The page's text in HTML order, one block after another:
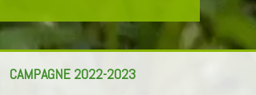
CAMPAGNE 2022-2023